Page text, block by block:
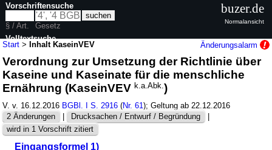
Start >Inhalt KaseinVEV Änderungsalarm
Verordnung zur Umsetzung der Richtlinie über
Kaseine und Kaseinate für die menschliche
Ernährung (KaseinVEVk.a.Abk.)
V. v. 16.12.2016 BGBl. I S. 2916 (Nr. 61); Geltung ab 22.12.2016
2 Änderungen
| Drucksachen / Entwurf / Begründung
|
wird in 1 Vorschrift zitiert
Eingangsformel 1)
Vorschriftensuche
§ / Art.
Gesetz
Volltextsuche
nur in KaseinVEV
buzer.de
Normalansicht